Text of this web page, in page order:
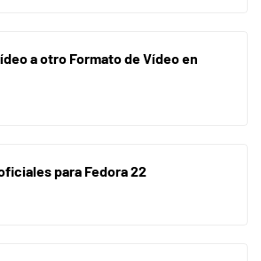
a otro Formato de Vídeo en
para Fedora 22